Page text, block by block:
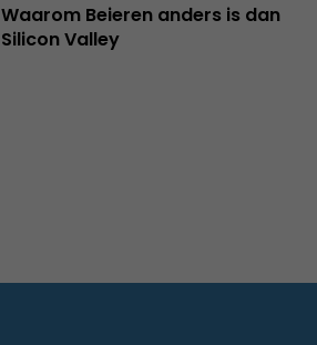
Waarom Beieren anders is dan
Silicon Valley